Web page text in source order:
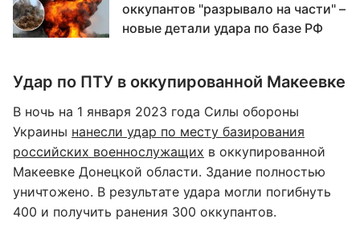
оккупантов "разрывало на части" –
новые детали удара по базе РФ
Удар по ПТУ в оккупированной Макеевке
В ночь на 1 января 2023 года Силы обороны
Украины нанесли удар по месту базирования
российских военнослужащих в оккупированной
Макеевке Донецкой области. Здание полностью
уничтожено. В результате удара могли погибнуть
400 и получить ранения 300 оккупантов.